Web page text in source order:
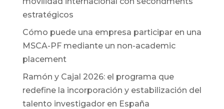
estratégicos
Cómo puede una empresa participar en una
MSCA-PF mediante un non-academic
placement
Ramón y Cajal 2026: el programa que
redefine la incorporación y estabilización del
talento investigador en España